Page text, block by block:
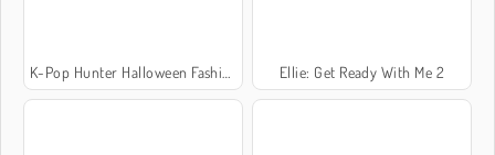
K-Pop Hunter Halloween Fashion Ellie: Get Ready With Me 2